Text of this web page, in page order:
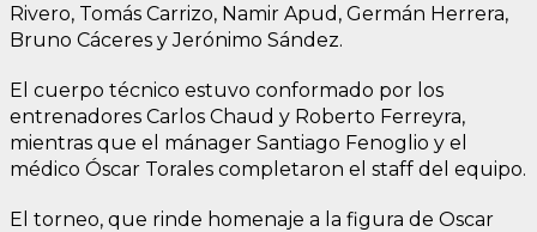
Rivero, Tomás Carrizo, Namir Apud, Germán Herrera,
Bruno Cáceres y Jerónimo Sández.
El cuerpo técnico estuvo conformado por los
entrenadores Carlos Chaud y Roberto Ferreyra,
mientras que el mánager Santiago Fenoglio y el
médico Óscar Torales completaron el staff del equipo.
El torneo, que rinde homenaje a la figura de Oscar